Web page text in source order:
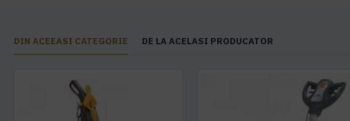
DIN ACEEASI CATEGORIE DE LA ACELASI PRODUCATOR